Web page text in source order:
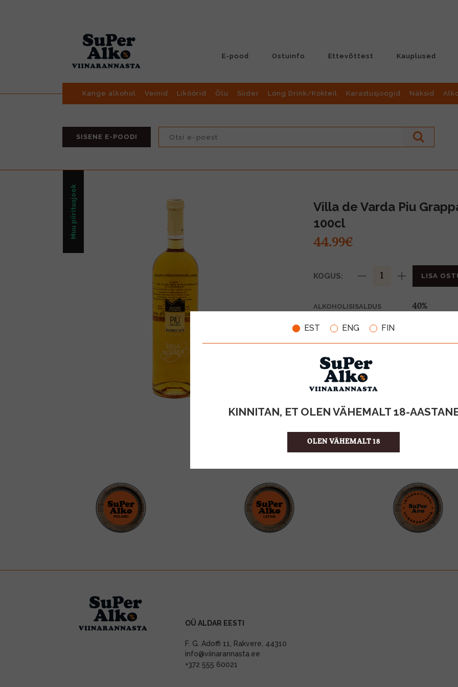
EST ENG FIN
KINNITAN, ET OLEN VÄHEMALT 18-
OLEN VÄHEMALT 18
E-pood Ostuinfo Ettevõttest Kauplused
Kange alkohol Veinid Liköörid Õlu Siider Long Drink/Kokteil Karastusjoogid Näksid
SISENE E-POODI
Muu piiritusjook
Villa de Varda Piu
100cl
44.99€
KOGUS: LISA
ALKOHOLISISALDUS 40%
PÄRITOLURIIK
TOOTE LIIK Grappa
ÜHIKU HIND
KOOD
KOGUS KASTIS
OÜ ALDAR EESTI
F. G. Adoffi 11, Rakvere, 44310
info@viinarannasta.ee
+372 555 60021